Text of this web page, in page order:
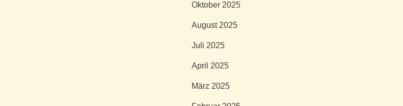
Oktober 2025
August 2025
Juli 2025
April 2025
März 2025